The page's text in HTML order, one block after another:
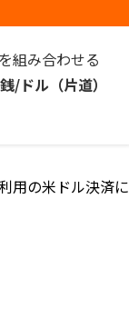
組み合わせる
/ドル（片道）
用の米ドル決済に